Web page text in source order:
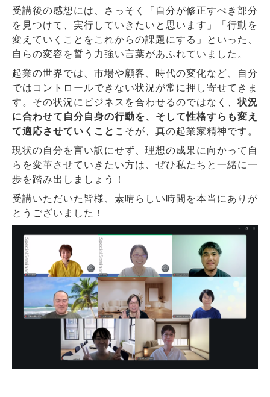
受講後の感想には、さっそく「自分が修正すべき部分
を見つけて、実行していきたいと思います」「行動を
変えていくことをこれからの課題にする」といった、
自らの変容を誓う力強い言葉があふれていました。
起業の世界では、市場や顧客、時代の変化など、自分
ではコントロールできない状況が常に押し寄せてきま
す。その状況にビジネスを合わせるのではなく、状況
に合わせて自分自身の行動を、そして性格すらも変え
て適応させていくこと こそが、真の起業家精神です。
現状の自分を言い訳にせず、理想の成果に向かって自
らを変革させていきたい方は、ぜひ私たちと一緒に一
歩を踏み出しましょう！
受講いただいた皆様、素晴らしい時間を本当にありが
とうございました！